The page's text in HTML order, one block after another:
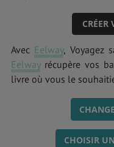
CRÉER
Avec Eelway, Voyagez
Eelwayrécupère vos
livre où vous le
CHOISIR